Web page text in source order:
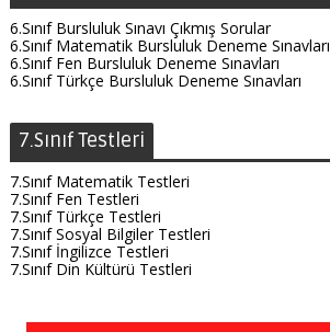
6.Sınıf Bursluluk Sınavı Çıkmış Sorular
6.Sınıf Matematik Bursluluk Deneme Sınavları
6.Sınıf Fen Bursluluk Deneme Sınavları
6.Sınıf Türkçe Bursluluk Deneme Sınavları
7.Sınıf Testleri
7.Sınıf Matematik Testleri
7.Sınıf Fen Testleri
7.Sınıf Türkçe Testleri
7.Sınıf Sosyal Bilgiler Testleri
7.Sınıf İngilizce Testleri
7.Sınıf Din Kültürü Testleri